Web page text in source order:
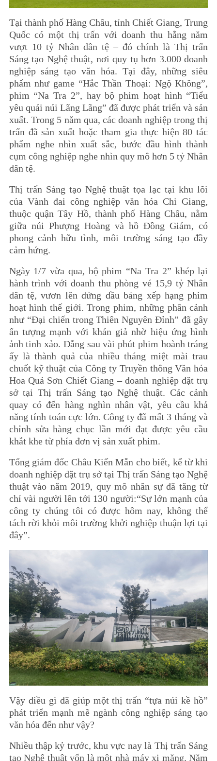
Tại thành phố Hàng Châu, tỉnh Chiết Giang, Trung
Quốc có một thị trấn với doanh thu hằng năm
vượt 10 tỷ Nhân dân tệ – đó chính là Thị trấn
Sáng tạo Nghệ thuật, nơi quy tụ hơn 3.000 doanh
nghiệp sáng tạo văn hóa. Tại đây, những siêu
phẩm như game “Hắc Thần Thoại: Ngộ Không”,
phim “Na Tra 2”, hay bộ phim hoạt hình “Tiểu
yêu quái núi Lãng Lãng” đã được phát triển và sản
xuất. Trong 5 năm qua, các doanh nghiệp trong thị
trấn đã sản xuất hoặc tham gia thực hiện 80 tác
phẩm nghe nhìn xuất sắc, bước đầu hình thành
cụm công nghiệp nghe nhìn quy mô hơn 5 tỷ Nhân
dân tệ.
Thị trấn Sáng tạo Nghệ thuật tọa lạc tại khu lõi
của Vành đai công nghiệp văn hóa Chi Giang,
thuộc quận Tây Hồ, thành phố Hàng Châu, nằm
giữa núi Phượng Hoàng và hồ Đồng Giám, có
phong cảnh hữu tình, môi trường sáng tạo đầy
cảm hứng.
Ngày 1/7 vừa qua, bộ phim “Na Tra 2” khép lại
hành trình với doanh thu phòng vé 15,9 tỷ Nhân
dân tệ, vươn lên đứng đầu bảng xếp hạng phim
hoạt hình thế giới. Trong phim, những phân cảnh
như “Đại chiến trong Thiên Nguyên Đỉnh” đã gây
ấn tượng mạnh với khán giả nhờ hiệu ứng hình
ảnh tinh xảo. Đằng sau vài phút phim hoành tráng
ấy là thành quả của nhiều tháng miệt mài trau
chuốt kỹ thuật của Công ty Truyền thông Văn hóa
Hoa Quả Sơn Chiết Giang – doanh nghiệp đặt trụ
sở tại Thị trấn Sáng tạo Nghệ thuật. Các cảnh
quay có đến hàng nghìn nhân vật, yêu cầu khả
năng tính toán cực lớn. Công ty đã mất 3 tháng và
chỉnh sửa hàng chục lần mới đạt được yêu cầu
khắt khe từ phía đơn vị sản xuất phim.
Tổng giám đốc Châu Kiến Mẫn cho biết, kể từ khi
doanh nghiệp đặt trụ sở tại Thị trấn Sáng tạo Nghệ
thuật vào năm 2019, quy mô nhân sự đã tăng từ
chỉ vài người lên tới 130 người:“Sự lớn mạnh của
công ty chúng tôi có được hôm nay, không thể
tách rời khỏi môi trường khởi nghiệp thuận lợi tại
đây”.
Vậy điều gì đã giúp một thị trấn “tựa núi kề hồ”
phát triển mạnh mẽ ngành công nghiệp sáng tạo
văn hóa đến như vậy?
Nhiều thập kỷ trước, khu vực nay là Thị trấn Sáng
tạo Nghệ thuật vốn là một nhà máy xi măng. Năm